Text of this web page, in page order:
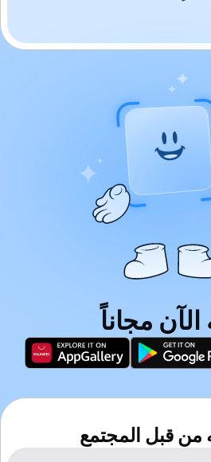
مجاناً
قبل المجتمع